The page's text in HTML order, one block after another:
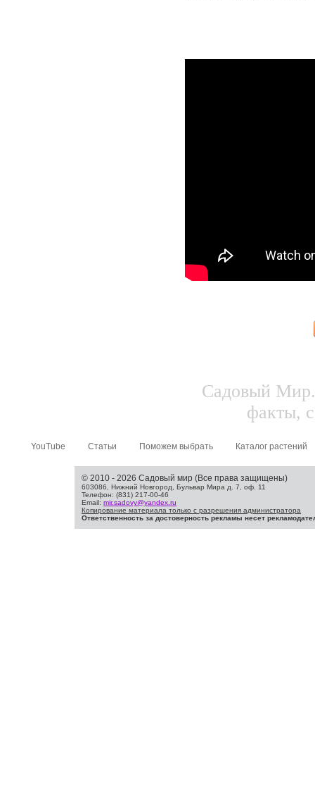
Садовый Мир.
факты,
YouTube Статьи Поможем выбрать Каталог растений
© 2010 - 2026 Садовый мир (Все права защищены)
603086, Нижний Новгород, Бульвар Мира д. 7, оф. 11
Телефон: (831) 217-00-46
Email: mir.sadovy@yandex.ru
Копирование материала только с разрешения администратора
Ответственность за достоверность рекламы несет